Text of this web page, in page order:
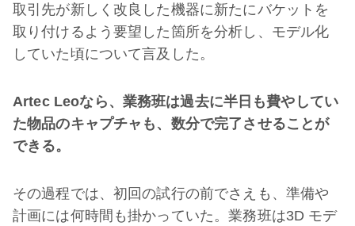
取引先が新しく改良した機器に新たにバケットを
取り付けるよう要望した箇所を分析し、モデル化
していた頃について言及した。
Artec Leoなら、業務班は過去に半日も費やしてい
た物品のキャプチャも、数分で完了させることが
できる。
その過程では、初回の試行の前でさえも、準備や
計画には何時間も掛かっていた。業務班は3D モデ